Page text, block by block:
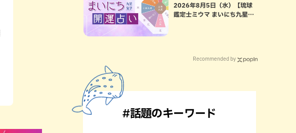
2026年8月5日（水）【琉球
鑑定士ミウマ まいにち九星気
Recommended by
#話題のキーワード